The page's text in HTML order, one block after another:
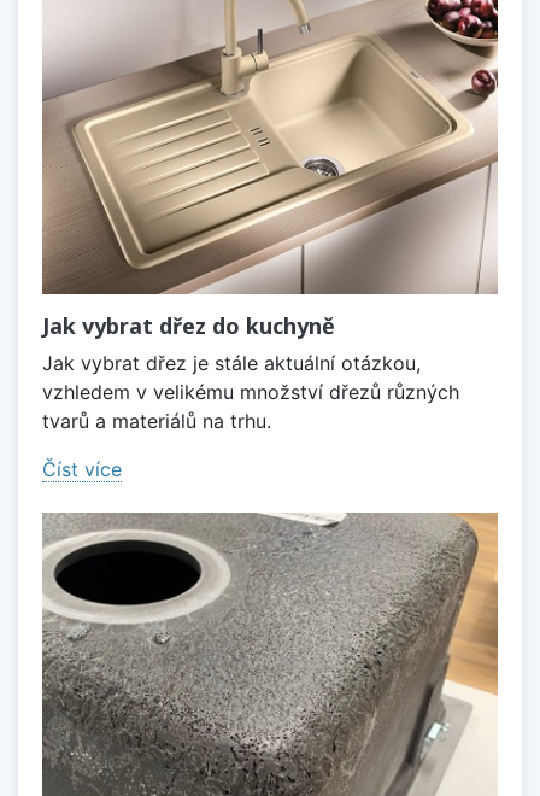
Jak vybrat dřez do kuchyně
Jak vybrat dřez je stále aktuální otázkou,
vzhledem v velikému množství dřezů různých
tvarů a materiálů na trhu.
Číst více